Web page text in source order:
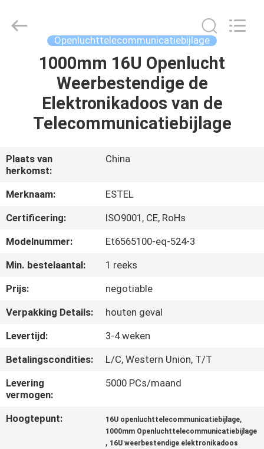
PRODUCTEN
ONS
FABRIEKSREIS
KWALITEITSCONTROLE
CONTACTEER
ONS
NIEUWS
VERZOEK
OM EEN
CITAAT
TECHNOLOGY
Openluchttelecommunicatiebijlage
1000mm 16U Openlucht
Weerbestendige de
Elektronikadoos van de
Telecommunicatiebijlage
Plaats van
herkomst:
China
Merknaam:
ESTEL
Certificering:
ISO9001, CE, RoHs
Modelnummer:
Et6565100-eq-524-3
Min. bestelaantal:
1 reeks
Prijs:
negotiable
Verpakking Details:
houten geval
Levertijd:
3-4 weken
Betalingscondities:
L/C, Western Union, T/T
Levering
vermogen:
5000 PCs/maand
Hoogtepunt: 16U openluchttelecommunicatiebijlage,
1000mm Openluchttelecommunicatiebijlage
, 16U weerbestendige elektronikadoos